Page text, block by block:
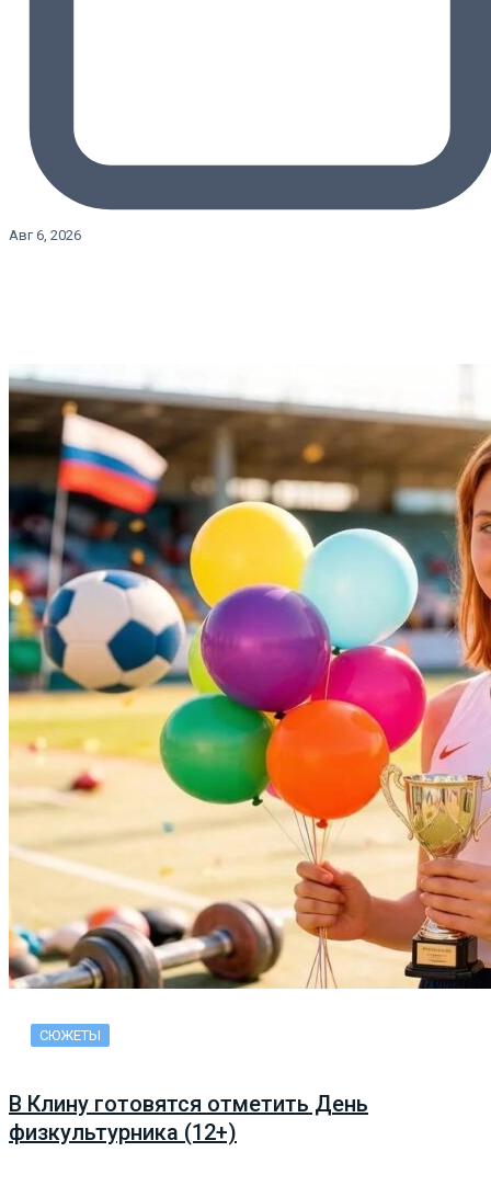
Авг 6, 2026
СЮЖЕТЫ
В Клину готовятся отметить День
физкультурника (12+)